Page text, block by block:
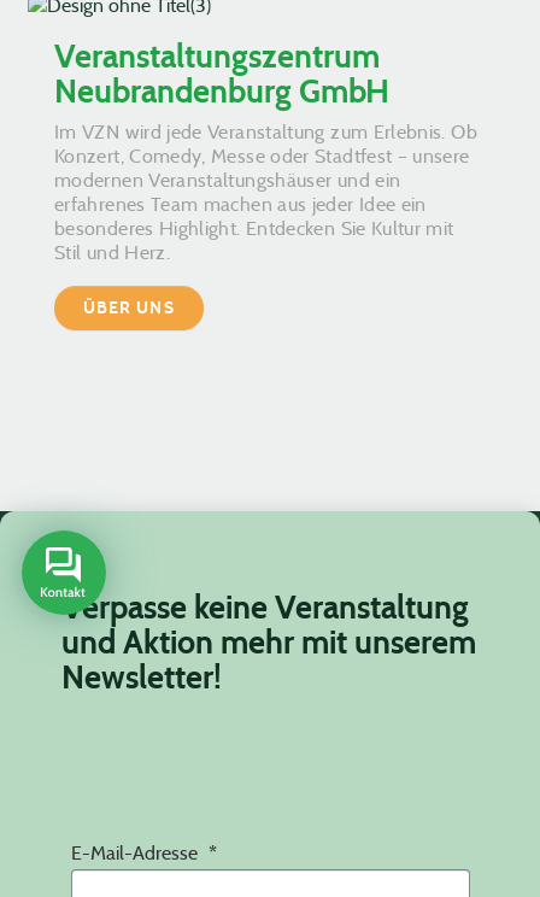
Veranstaltungszentrum
Neubrandenburg GmbH
Im VZN wird jede Veranstaltung zum Erlebnis. Ob
Konzert, Comedy, Messe oder Stadtfest – unsere
modernen Veranstaltungshäuser und ein
erfahrenes Team machen aus jeder Idee ein
besonderes Highlight. Entdecken Sie Kultur mit
Stil und Herz.
ÜBER UNS
Verpasse keine Veranstaltung
und Aktion mehr mit unserem
Newsletter!
E-Mail-Adresse